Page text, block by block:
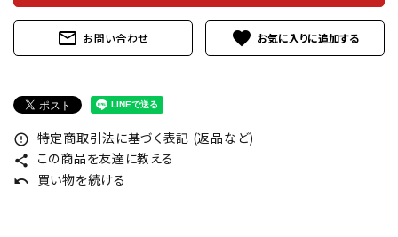
mail_outline お問い合わせ favorite
error_outline 特定商取引法に基づく表記 (返品など)
share この商品を友達に教える
undo 買い物を続ける